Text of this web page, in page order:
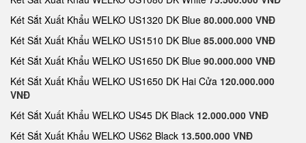
Két Sắt Xuất Khẩu WELKO US1320 DK Blue 80.000.000 VNĐ
Két Sắt Xuất Khẩu WELKO US1510 DK Blue 85.000.000 VNĐ
Két Sắt Xuất Khẩu WELKO US1650 DK Blue 90.000.000 VNĐ
Két Sắt Xuất Khẩu WELKO US1650 DK Hai Cửa 120.000.000
VNĐ
Két Sắt Xuất Khẩu WELKO US45 DK Black 12.000.000 VNĐ
Két Sắt Xuất Khẩu WELKO US62 Black 13.500.000 VNĐ